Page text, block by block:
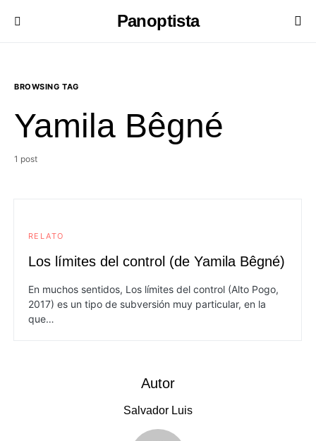
Panoptista
BROWSING TAG
Yamila Bêgné
1 post
RELATO
Los límites del control (de Yamila Bêgné)
En muchos sentidos, Los límites del control (Alto Pogo,
2017) es un tipo de subversión muy particular, en la
que…
Autor
Salvador Luis